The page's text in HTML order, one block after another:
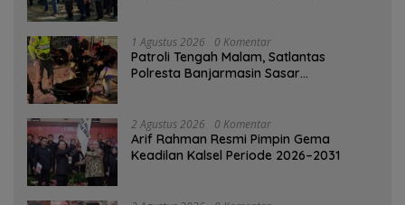
1 Agustus 2026 0 Komentar
Patroli Tengah Malam, Satlantas
Polresta Banjarmasin Sasar
2 Agustus 2026 0 Komentar
Arif Rahman Resmi Pimpin Gema
Keadilan Kalsel Periode 2026–2031